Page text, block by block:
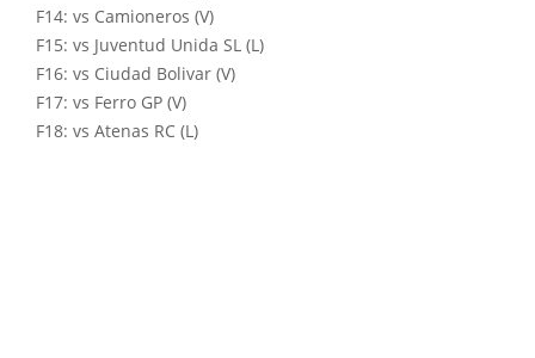
F14: vs Camioneros (V)
F15: vs Juventud Unida SL (L)
F16: vs Ciudad Bolivar (V)
F17: vs Ferro GP (V)
F18: vs Atenas RC (L)